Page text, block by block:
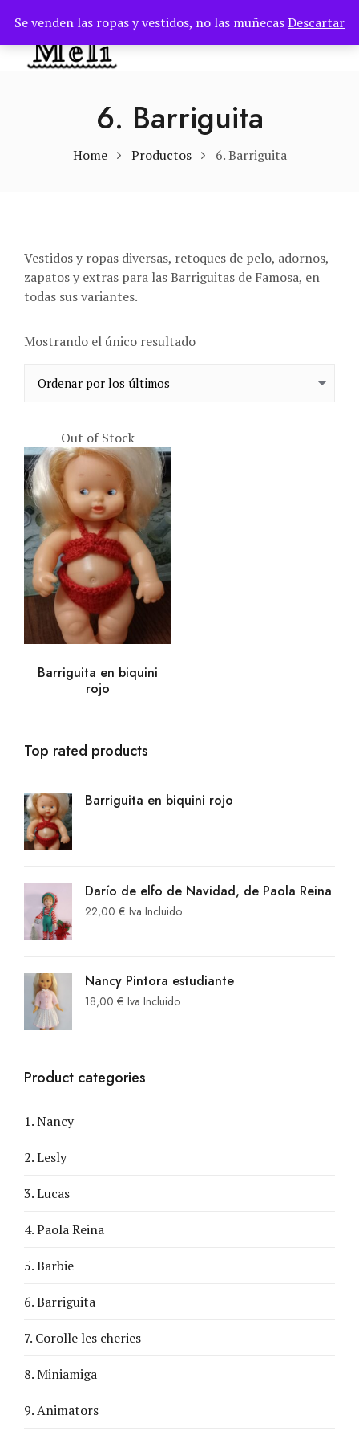
Se venden las ropas y vestidos, no las muñecasDescartar
6. Barriguita
Home Productos 6. Barriguita
Vestidos y ropas diversas, retoques de pelo, adornos,
zapatos y extras para las Barriguitas de Famosa, en
todas sus variantes.
Mostrando el único resultado
Out of Stock
Barriguita en biquini
rojo
Top rated products
Barriguita en biquini rojo
Darío de elfo de Navidad, de Paola Reina
22,00 € Iva Incluido
Nancy Pintora estudiante
18,00 € Iva Incluido
Product categories
1. Nancy
2. Lesly
3. Lucas
4. Paola Reina
5. Barbie
6. Barriguita
7. Corolle les cheries
8. Miniamiga
9. Animators